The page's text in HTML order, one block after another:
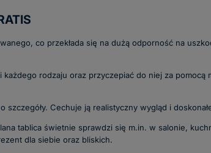
co przekłada się na dużą odporność na
rodzaju oraz przyczepiać do niej za
szczegóły. Cechuje ją realistyczny wygląd i
tablica świetnie sprawdzi się m.in. w salonie,
dla siebie oraz bliskich.